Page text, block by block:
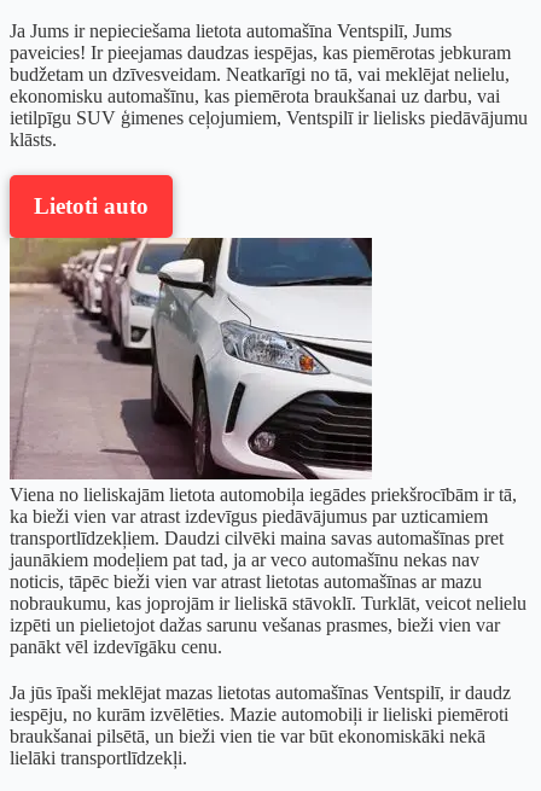
Ja Jums ir nepieciešama lietota automašīna Ventspilī, Jums
paveicies! Ir pieejamas daudzas iespējas, kas piemērotas jebkuram
budžetam un dzīvesveidam. Neatkarīgi no tā, vai meklējat nelielu,
ekonomisku automašīnu, kas piemērota braukšanai uz darbu, vai
ietilpīgu SUV ģimenes ceļojumiem, Ventspilī ir lielisks piedāvājumu
klāsts.
Lietoti auto
Viena no lieliskajām lietota automobiļa iegādes priekšrocībām ir tā,
ka bieži vien var atrast izdevīgus piedāvājumus par uzticamiem
transportlīdzekļiem. Daudzi cilvēki maina savas automašīnas pret
jaunākiem modeļiem pat tad, ja ar veco automašīnu nekas nav
noticis, tāpēc bieži vien var atrast lietotas automašīnas ar mazu
nobraukumu, kas joprojām ir lieliskā stāvoklī. Turklāt, veicot nelielu
izpēti un pielietojot dažas sarunu vešanas prasmes, bieži vien var
panākt vēl izdevīgāku cenu.
Ja jūs īpaši meklējat mazas lietotas automašīnas Ventspilī, ir daudz
iespēju, no kurām izvēlēties. Mazie automobiļi ir lieliski piemēroti
braukšanai pilsētā, un bieži vien tie var būt ekonomiskāki nekā
lielāki transportlīdzekļi.